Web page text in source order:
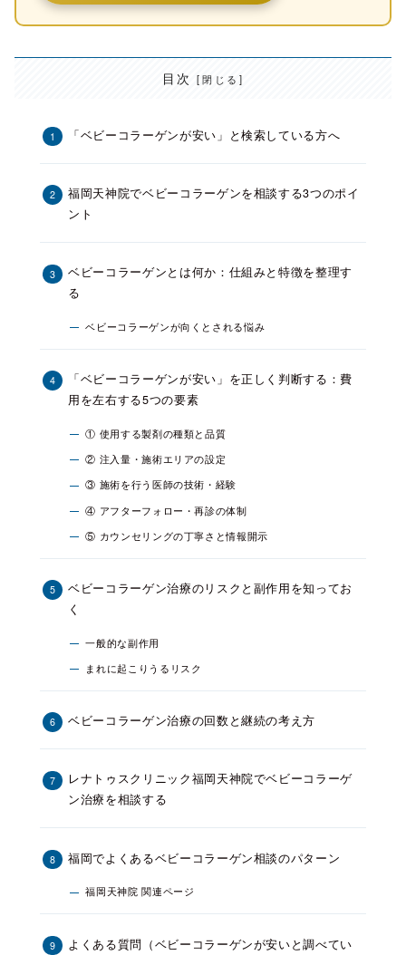
目次
「ベビーコラーゲンが安い」と検索している方へ
福岡天神院でベビーコラーゲンを相談する3つのポイ
ント
ベビーコラーゲンとは何か：仕組みと特徴を整理す
る
ベビーコラーゲンが向くとされる悩み
「ベビーコラーゲンが安い」を正しく判断する：費
用を左右する5つの要素
① 使用する製剤の種類と品質
② 注入量・施術エリアの設定
③ 施術を行う医師の技術・経験
④ アフターフォロー・再診の体制
⑤ カウンセリングの丁寧さと情報開示
ベビーコラーゲン治療のリスクと副作用を知ってお
く
一般的な副作用
まれに起こりうるリスク
ベビーコラーゲン治療の回数と継続の考え方
レナトゥスクリニック福岡天神院でベビーコラーゲ
ン治療を相談する
福岡でよくあるベビーコラーゲン相談のパターン
福岡天神院 関連ページ
よくある質問（ベビーコラーゲンが安いと調べてい